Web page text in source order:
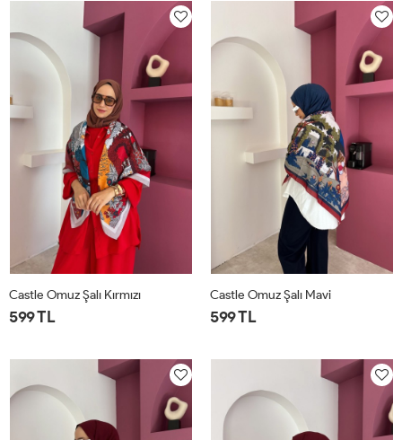
Castle Omuz Şalı Kırmızı
599 TL
Castle Omuz Şalı Mavi
599 TL